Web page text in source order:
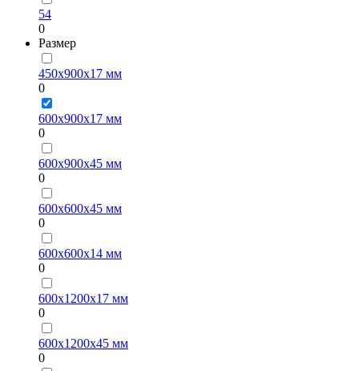
54
0
Размер
450х900х17 мм
0
600х900х17 мм
0
600х900х45 мм
0
600х600х45 мм
0
600х600х14 мм
0
600х1200х17 мм
0
600х1200х45 мм
0